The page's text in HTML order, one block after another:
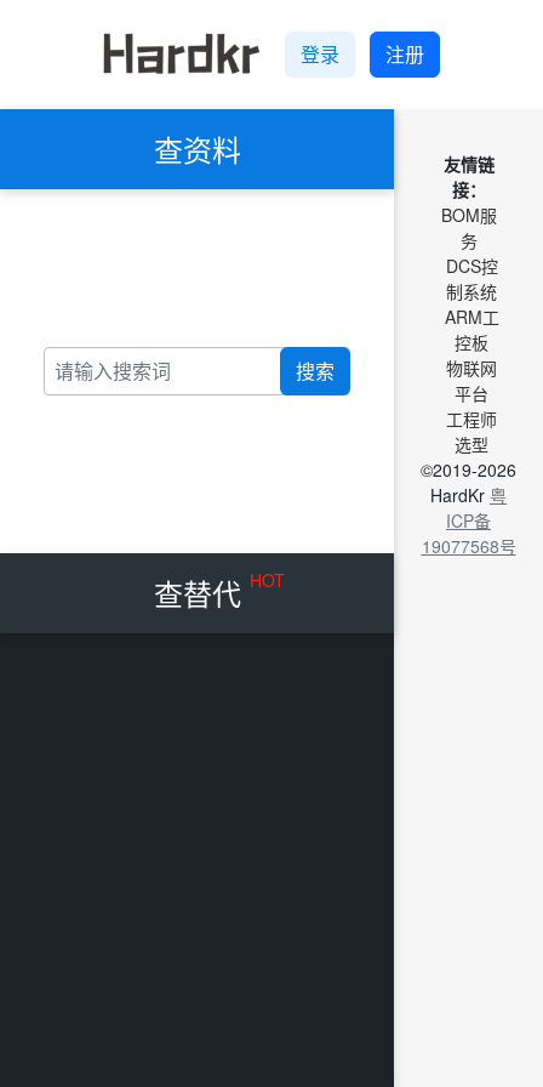
登录 注册
查资料
搜索
查替代 HOT
友情链
接：
BOM服
务
DCS控
制系统
ARM工
控板
物联网
平台
工程师
选型
©2019-2026
HardKr 粤
ICP备
19077568号